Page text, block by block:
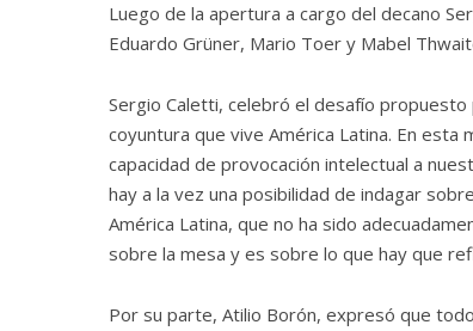
Luego de la apertura a cargo del decano
Eduardo Grüner, Mario Toer y Mabel
Sergio Caletti, celebró el desafío
coyuntura que vive América Latina. En
capacidad de provocación intelectual a
hay a la vez una posibilidad de indagar
América Latina, que no ha sido
sobre la mesa y es sobre lo que hay que
Por su parte, Atilio Borón, expresó que